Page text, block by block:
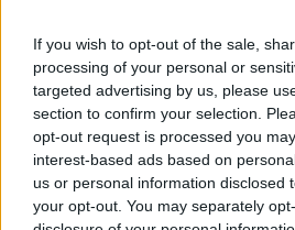
If you wish to opt-out of the sale,
processing of your personal or
targeted advertising by us, please
section to confirm your selection.
opt-out request is processed you
interest-based ads based on
us or personal information disclosed
your opt-out. You may separately
Rašyti komentarą
Jūsų vardas